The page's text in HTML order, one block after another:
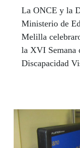
La ONCE y la
Ministerio de
Melilla
la XVI Semana
Discapacidad
acogió en
Mayores en
Andaluza de